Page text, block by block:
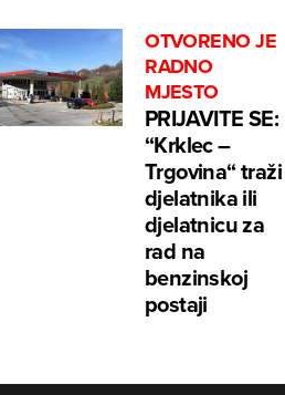
OTVORENO JE
RADNO
MJESTO
PRIJAVITE SE:
“Krklec –
Trgovina“ traži
djelatnika ili
djelatnicu za
rad na
benzinskoj
postaji